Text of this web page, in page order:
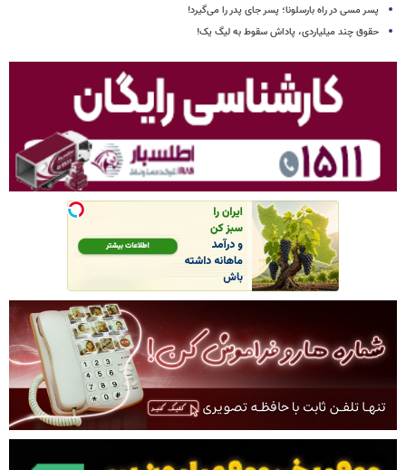
پسر مسی در راه بارسلونا؛ پسر جای پدر را می‌گیرد!
حقوق چند میلیاردی، پاداش سقوط به لیگ یک!